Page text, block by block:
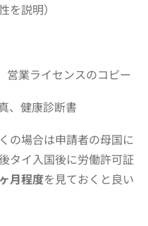
を説明）
営業ライセンスのコピー
、健康診断書
の場合は申請者の母国に
タイ入国後に労働許可証
月程度を見ておくと良い